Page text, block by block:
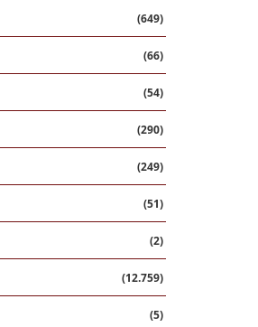
(649)
(66)
(54)
(290)
(249)
(51)
(2)
(12.759)
(5)